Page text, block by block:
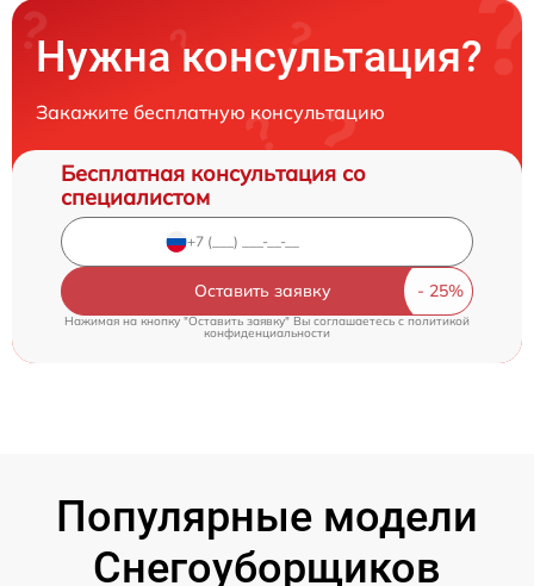
Нужна консультация?
Закажите бесплатную консультацию
Бесплатная консультация со
специалистом
Оставить заявку
Нажимая на кнопку "Оставить заявку" Вы соглашаетесь cполитикой
конфиденциальности
Популярные модели
Снегоуборщиков